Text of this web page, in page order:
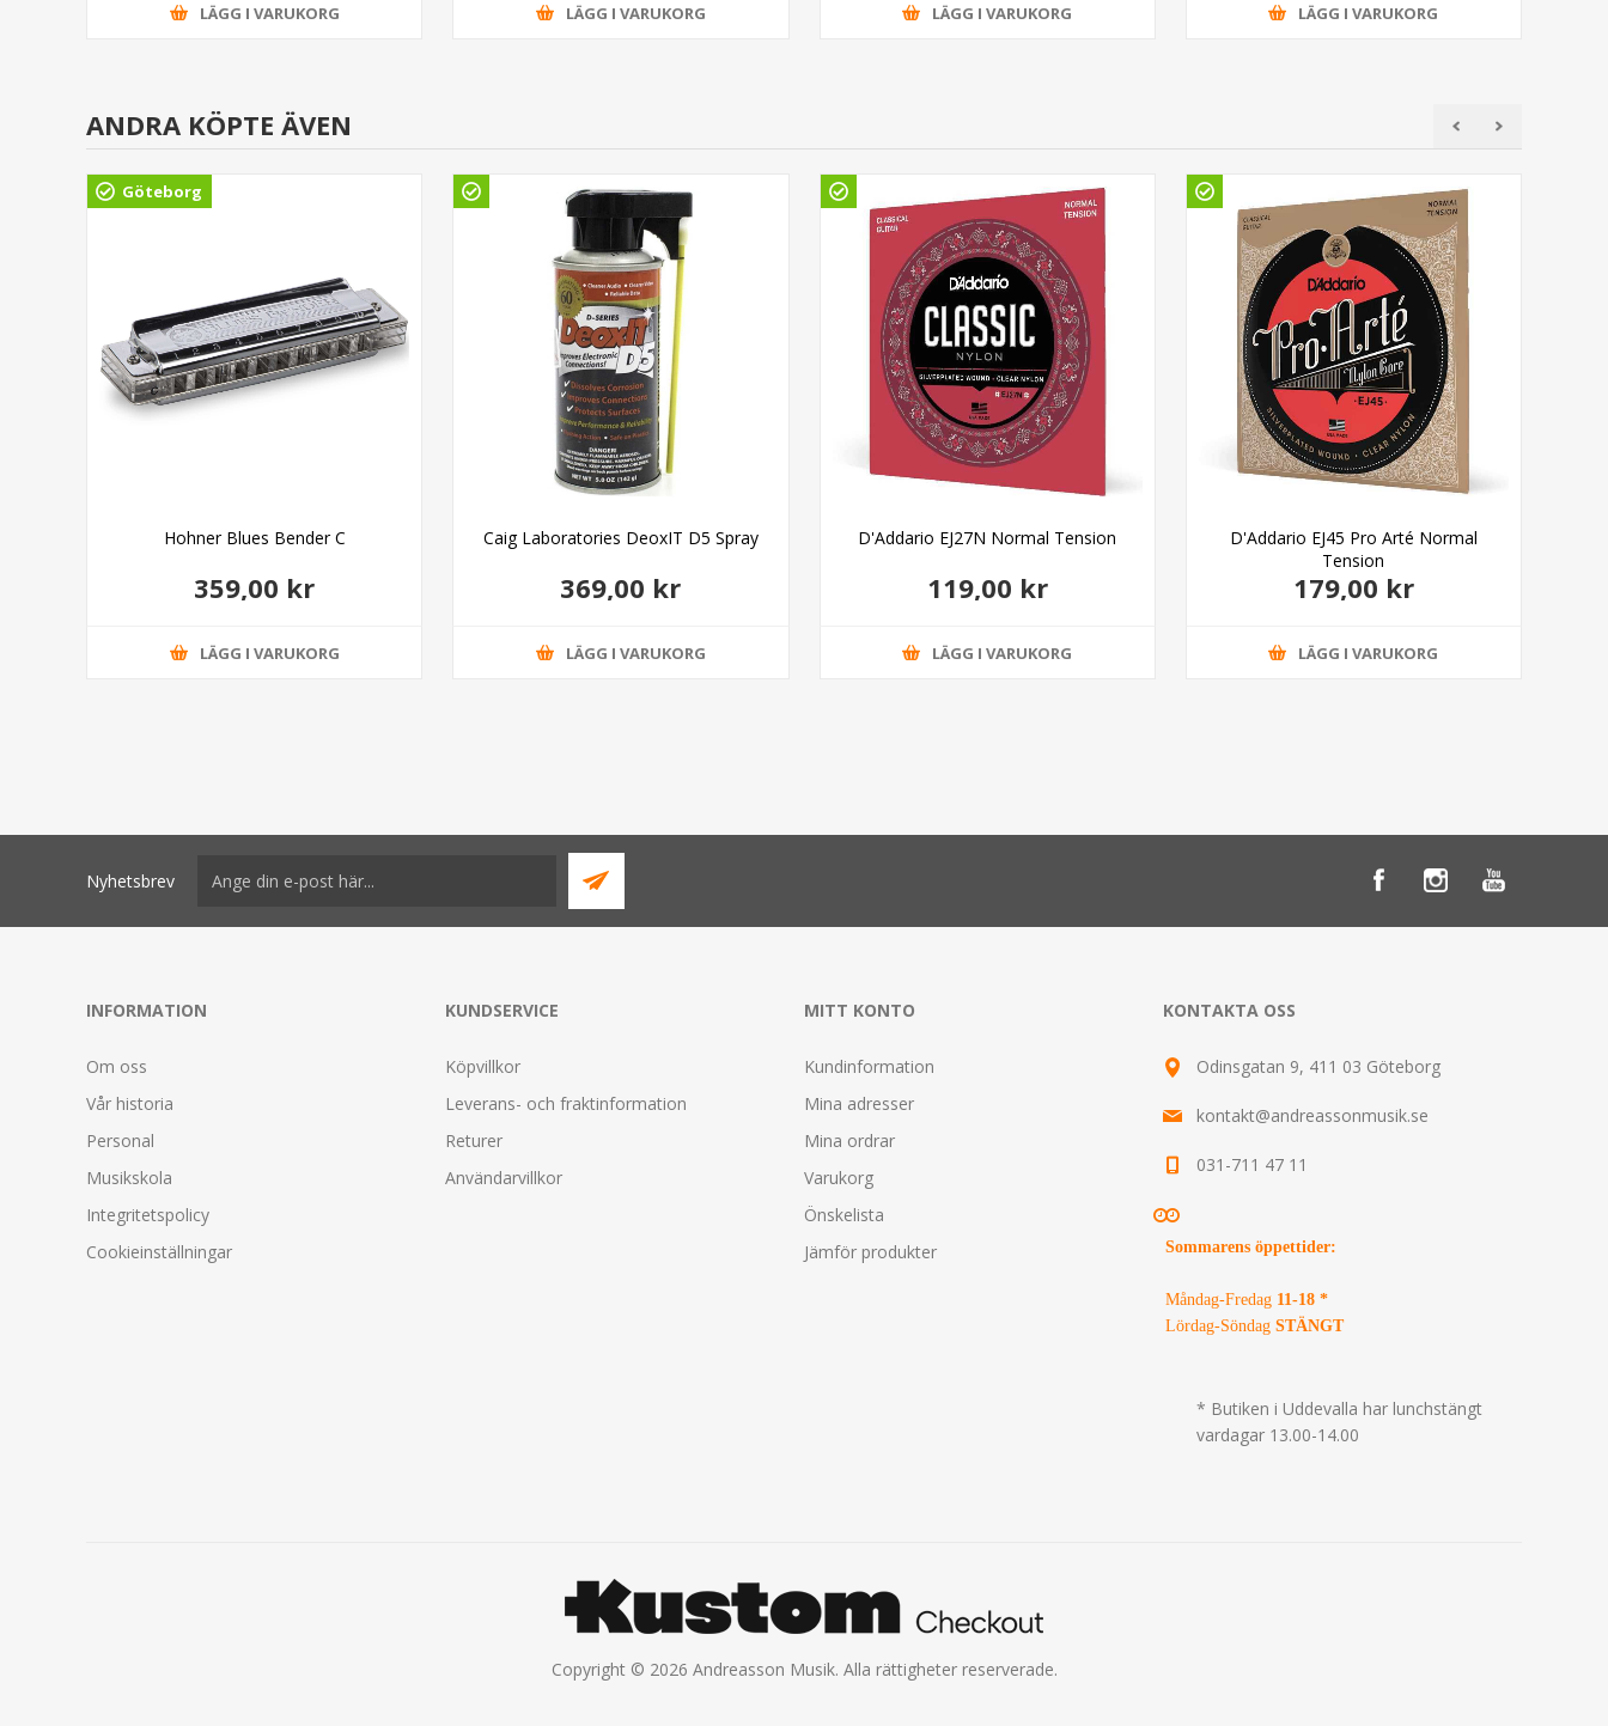
LÄGG I VARUKORG LÄGG I VARUKORG LÄGG I VARUKORG LÄGG I VARUKORG
ANDRA KÖPTE ÄVEN
Göteborg
Hohner Blues Bender C
359,00 kr
LÄGG I VARUKORG
Caig Laboratories DeoxIT D5 Spray
369,00 kr
LÄGG I VARUKORG
D'Addario EJ27N Normal Tension
119,00 kr
LÄGG I VARUKORG
D'Addario EJ45 Pro Arté Normal
Tension
179,00 kr
LÄGG I VARUKORG
Nyhetsbrev
INFORMATION
Om oss
Vår historia
Personal
Musikskola
Integritetspolicy
Cookieinställningar
KUNDSERVICE
Köpvillkor
Leverans- och fraktinformation
Returer
Användarvillkor
MITT KONTO
Kundinformation
Mina adresser
Mina ordrar
Varukorg
Önskelista
Jämför produkter
KONTAKTA OSS
Odinsgatan 9, 411 03 Göteborg
kontakt@andreassonmusik.se
031-711 47 11
Sommarens öppettider:
Måndag-Fredag 11-18 *
Lördag-Söndag STÄNGT
* Butiken i Uddevalla har lunchstängt
vardagar 13.00-14.00
Copyright © 2026 Andreasson Musik. Alla rättigheter reserverade.